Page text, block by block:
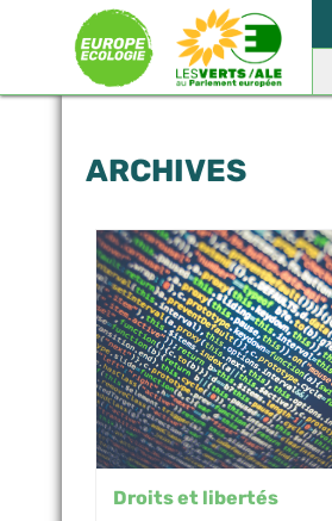
ARCHIVES
Droits et libertés
Panneau de gestion des cookies